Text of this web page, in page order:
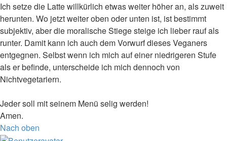
Ich setze die Latte willkürlich etwas weiter höher an, als zuweit
herunten. Wo jetzt weiter oben oder unten ist, ist bestimmt
subjektiv, aber die moralische Stiege steige ich lieber rauf als
runter. Damit kann ich auch dem Vorwurf dieses Veganers
entgegnen. Selbst wenn ich mich auf einer niedrigeren Stufe
als er befinde, unterscheide ich mich dennoch von
Nichtvegetariern.
Jeder soll mit seinem Menü selig werden!
Amen.
Nach oben